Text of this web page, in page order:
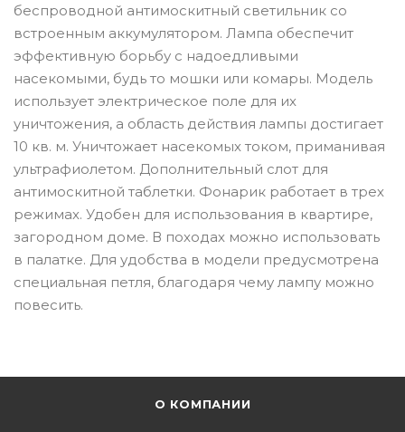
беспроводной антимоскитный светильник со
встроенным аккумулятором. Лампа обеспечит
эффективную борьбу с надоедливыми
насекомыми, будь то мошки или комары. Модель
использует электрическое поле для их
уничтожения, а область действия лампы достигает
10 кв. м. Уничтожает насекомых током, приманивая
ультрафиолетом. Дополнительный слот для
антимоскитной таблетки. Фонарик работает в трех
режимах. Удобен для использования в квартире,
загородном доме. В походах можно использовать
в палатке. Для удобства в модели предусмотрена
специальная петля, благодаря чему лампу можно
повесить.
О КОМПАНИИ